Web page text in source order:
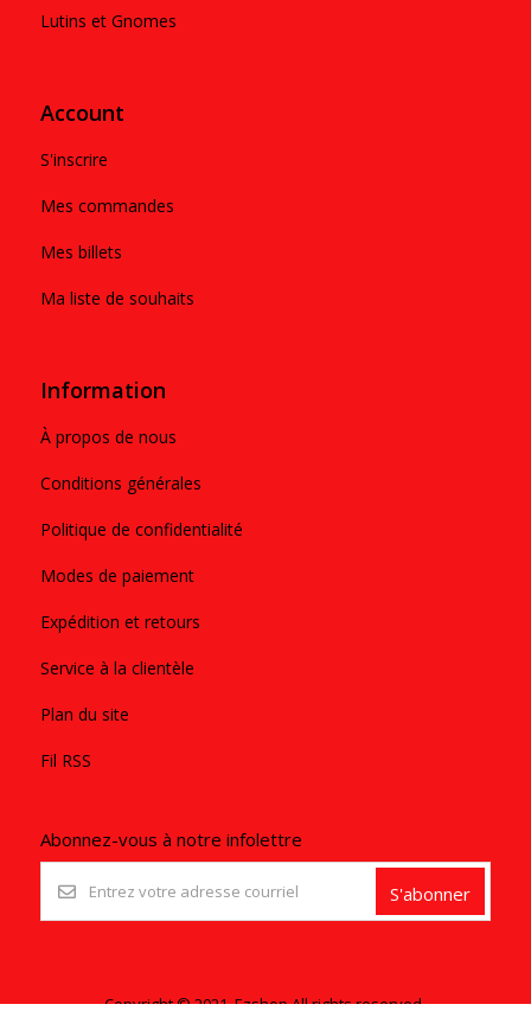
Lutins et Gnomes
Account
S'inscrire
Mes commandes
Mes billets
Ma liste de souhaits
Information
À propos de nous
Conditions générales
Politique de confidentialité
Modes de paiement
Expédition et retours
Service à la clientèle
Plan du site
Fil RSS
Abonnez-vous à notre infolettre
S'abonner
Copyright © 2021. Ezshop All rights reserved.